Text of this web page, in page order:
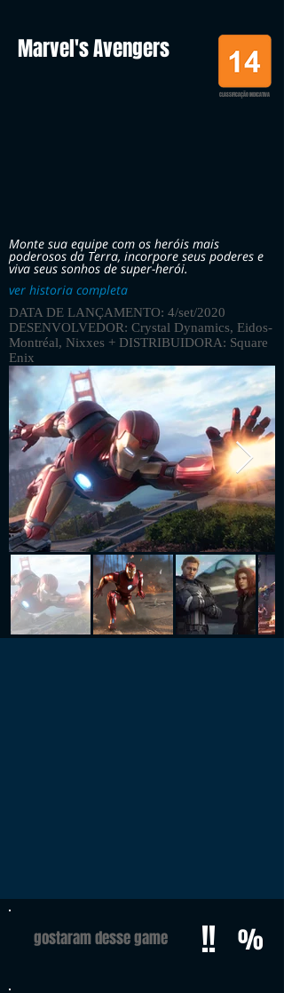
Marvel's Avengers
CLASSIFICAÇÃO INDICATIVA
Monte sua equipe com os heróis mais
poderosos da Terra, incorpore seus poderes e
viva seus sonhos de super-herói.
ver historia completa
DATA DE LANÇAMENTO: 4/set/2020
DESENVOLVEDOR: Crystal Dynamics, Eidos-
Montréal, Nixxes + DISTRIBUIDORA: Square
Enix
gostaram desse game !! %